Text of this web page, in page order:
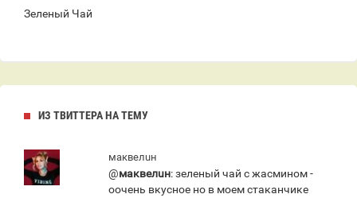
Зеленый Чай
ИЗ ТВИТТЕРА НА ТЕМУ
маквелuн
@маквелuн: зеленый чай с жасмином -
оочень вкусное но в моем стаканчике